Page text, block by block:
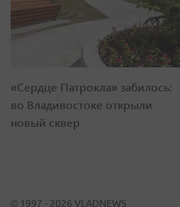
«Сердце Патрокла» забилось:
во Владивостоке открыли
новый сквер
© 1997 - 2026 VLADNEWS